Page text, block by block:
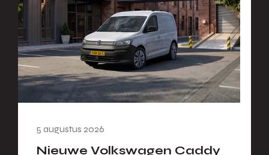
5 augustus 2026
Nieuwe Volkswagen Caddy